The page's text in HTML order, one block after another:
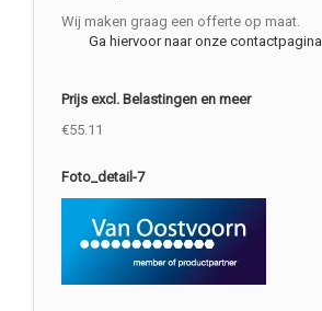
Wij maken graag een offerte op maat.
Ga hiervoor naar onze contactpagina.
Prijs excl. Belastingen en meer
€55.11
Foto_detail-7